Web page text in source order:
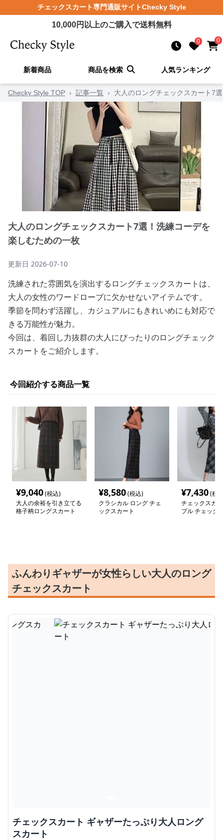
チェックスカート専門通販サイトChecky Style
10,000円以上のご購入で送料無料
0 0
新着商品 商品を検索 人気ランキング
Checky Style TOP › 記事一覧 › 大人のロングチェックスカート7
大人のロングチェックスカート7選！洗練コーデを
楽しむための一枚
更新日 2026-07-10
洗練された雰囲気を演出するロングチェックスカートは、
大人の女性のワードローブに欠かせないアイテムです。
季節を問わず活躍し、カジュアルにもきれいめにも対応で
きる万能性が魅力。
今回は、着回し力抜群の大人にぴったりのロングチェック
スカートをご紹介します。
今回紹介する商品一覧
¥9,040(税込)
大人の余裕を引き立てる
格子柄ロングスカート
¥8,580(税込)
クラシカル ロング チェ
ックスカート
¥7,430(税
チェックスカ
プル チェック
ふんわりギャザーが女性らしい大人のロング
チェックスカート
チェックスカート ギャザーたっぷり大人ロング
スカート